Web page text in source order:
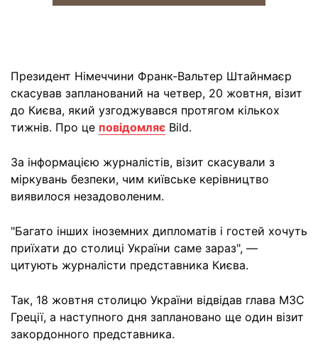
Президент Німеччини Франк-Вальтер Штайнмаєр
скасував запланований на четвер, 20 жовтня, візит
до Києва, який узгоджувався протягом кількох
тижнів. Про це повідомляє Bild.
За інформацією журналістів, візит скасували з
міркувань безпеки, чим київське керівництво
виявилося незадоволеним.
"Багато інших іноземних дипломатів і гостей хочуть
приїхати до столиці України саме зараз", —
цитують журналісти представника Києва.
Так, 18 жовтня столицю України відвідав глава МЗС
Греції, а наступного дня заплановано ще один візит
закордонного представника.